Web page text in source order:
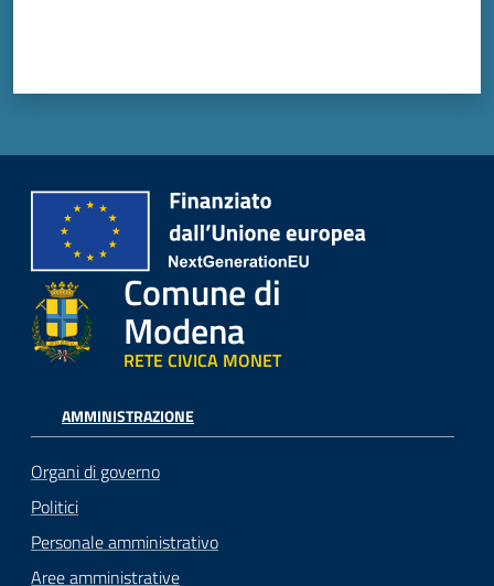
Comune di
Modena
RETE CIVICA MONET
AMMINISTRAZIONE
Organi di governo
Politici
Personale amministrativo
Aree amministrative